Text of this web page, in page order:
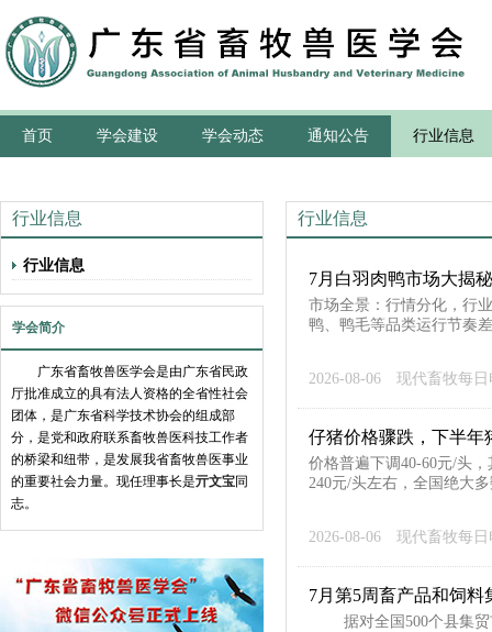
首页 学会建设 学会动态 通知公告 行业信息
行业信息
行业信息
学会简介
广东省畜牧兽医学会是由广东省民政
厅批准成立的具有法人资格的全省性社会
团体，是广东省科学技术协会的组成部
分，是党和政府联系畜牧兽医科技工作者
的桥梁和纽带，是发展我省畜牧兽医事业
的重要社会力量。现任理事长是亓文宝同
志。
行业信息
7月白羽肉鸭市场大揭
市场全景：行情分化，行
鸭、鸭毛等品类运行节奏
2026-08-06 现代畜牧每日
仔猪价格骤跌，下半年
价格普遍下调40-60元/头
240元/头左右，全国绝大
2026-08-06 现代畜牧每日
7月第5周畜产品和饲料
据对全国500个县集贸市